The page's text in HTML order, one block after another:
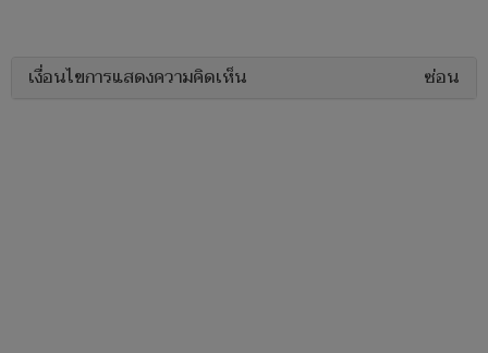
เงื่อนไขการแสดงความคิดเห็น ซ่อน